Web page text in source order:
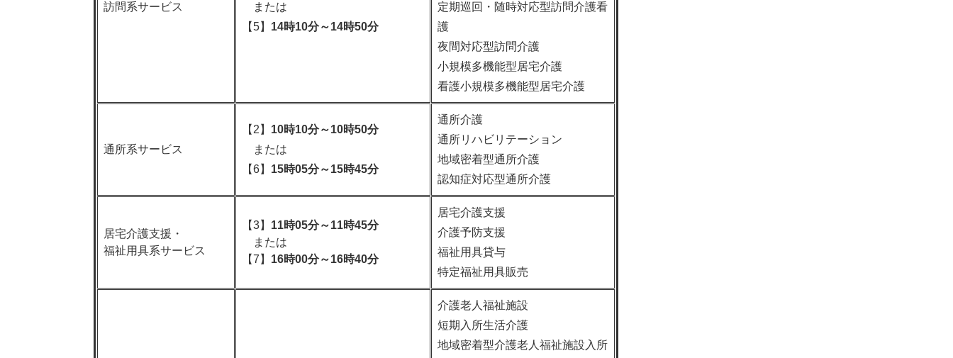
訪問系サービス
または
【5】 14時10分～14時50分
定期巡回・随時対応型訪問介護看
護
夜間対応型訪問介護
小規模多機能型居宅介護
看護小規模多機能型居宅介護
通所系サービス
【2】 10時10分～10時50分
または
【6】 15時05分～15時45分
通所介護
通所リハビリテーション
地域密着型通所介護
認知症対応型通所介護
居宅介護支援・
福祉用具系サービス
【3】 11時05分～11時45分
または
【7】 16時00分～16時40分
居宅介護支援
介護予防支援
福祉用具貸与
特定福祉用具販売
介護老人福祉施設
短期入所生活介護
地域密着型介護老人福祉施設入所